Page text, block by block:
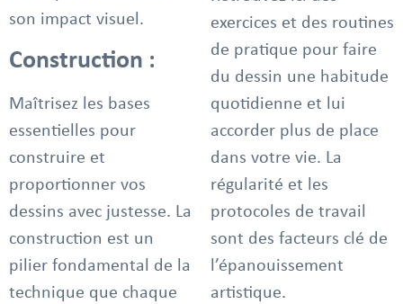
son impact visuel.
Construction :
Maîtrisez les bases
essentielles pour
construire et
proportionner vos
dessins avec justesse. La
construction est un
pilier fondamental de la
technique que chaque
exercices et des routines
de pratique pour faire
du dessin une habitude
quotidienne et lui
accorder plus de place
dans votre vie. La
régularité et les
protocoles de travail
sont des facteurs clé de
l’épanouissement
artistique.